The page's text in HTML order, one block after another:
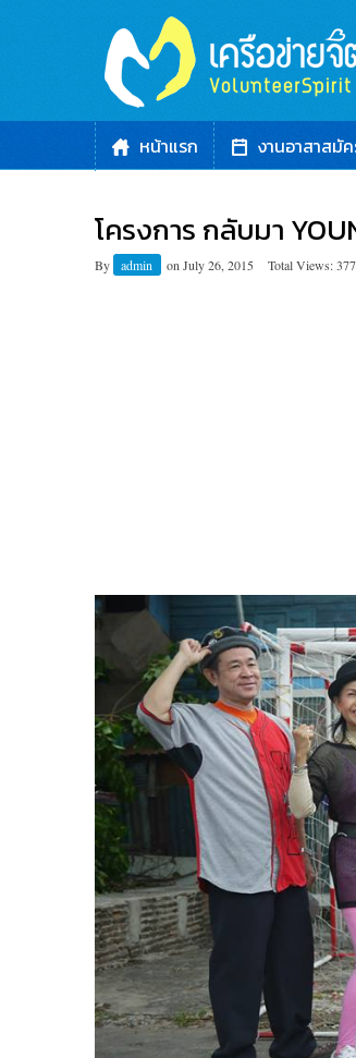
หน้าแรก งานอาสาสมั
โครงการ กลับมา
By admin on July 26, 2015 Total Views: